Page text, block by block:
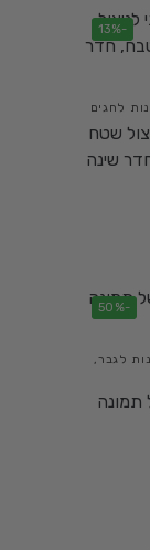
-13%
לחגים
שטח
שינה
-50%
לגבר,